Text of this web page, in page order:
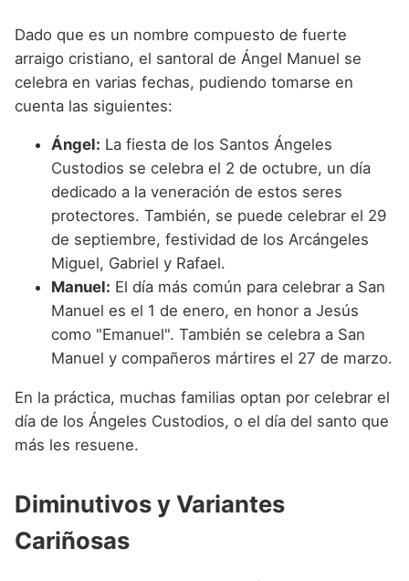
Dado que es un nombre compuesto de fuerte
arraigo cristiano, el santoral de Ángel Manuel se
celebra en varias fechas, pudiendo tomarse en
cuenta las siguientes:
Ángel: La fiesta de los Santos Ángeles
Custodios se celebra el 2 de octubre, un día
dedicado a la veneración de estos seres
protectores. También, se puede celebrar el 29
de septiembre, festividad de los Arcángeles
Miguel, Gabriel y Rafael.
Manuel: El día más común para celebrar a San
Manuel es el 1 de enero, en honor a Jesús
como "Emanuel". También se celebra a San
Manuel y compañeros mártires el 27 de marzo.
En la práctica, muchas familias optan por celebrar el
día de los Ángeles Custodios, o el día del santo que
más les resuene.
Diminutivos y Variantes
Cariñosas